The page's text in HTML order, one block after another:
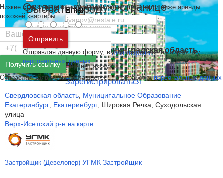
Выбрать город
Москва и
Московская область
Санкт-Петербург иЛенинградская область
Email
Пароль
Войти Забыли пароль
Ещё нет аккаунта?
Зарегистрироваться
Свердловская область, Муниципальное Образование
Екатеринбург, Екатеринбург, Широкая Речка, Суходольская
улица
Верх-Исетский р-н на карте
Застройщик (Девелопер) УГМК Застройщик
Низкие ставки по ипотеке с ежемесячным платежом ниже аренды
похожей квартиры.
Получить ссылку
Отправляя заявку, вы соглашаетесь на обработкуперсональных данных
Оставить оценку о странице
Отправить
Отправляя данную форму, вы соглашаетесь на обработку
персональных данных